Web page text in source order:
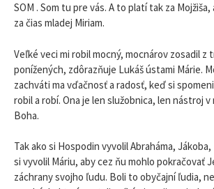
SOM . Som tu pre vás. A to platí tak za Mojžiša,
za čias mladej Miriam.
Veľké veci mi robil mocný, mocnárov zosadil z
ponížených, zdôrazňuje Lukáš ústami Márie.
zachváti ma vďačnosť a radosť, keď si
robil a robí. Ona je len služobnica, len nástroj
Boha.
Tak ako si Hospodin vyvolil Abraháma,
si vyvolil Máriu, aby cez ňu mohlo pokračovať
záchrany svojho ľudu. Boli to obyčajní ľudia,